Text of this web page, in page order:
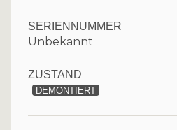
SERIENNUMMER
Unbekannt
ZUSTAND
DEMONTIERT